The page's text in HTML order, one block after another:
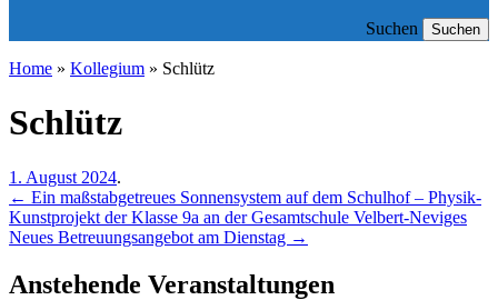
Suchen Suchen
Home » Kollegium » Schlütz
Schlütz
1. August 2024.
← Ein maßstabgetreues Sonnensystem auf dem Schulhof – Physik-
Kunstprojekt der Klasse 9a an der Gesamtschule Velbert-Neviges
Neues Betreuungsangebot am Dienstag →
Anstehende Veranstaltungen